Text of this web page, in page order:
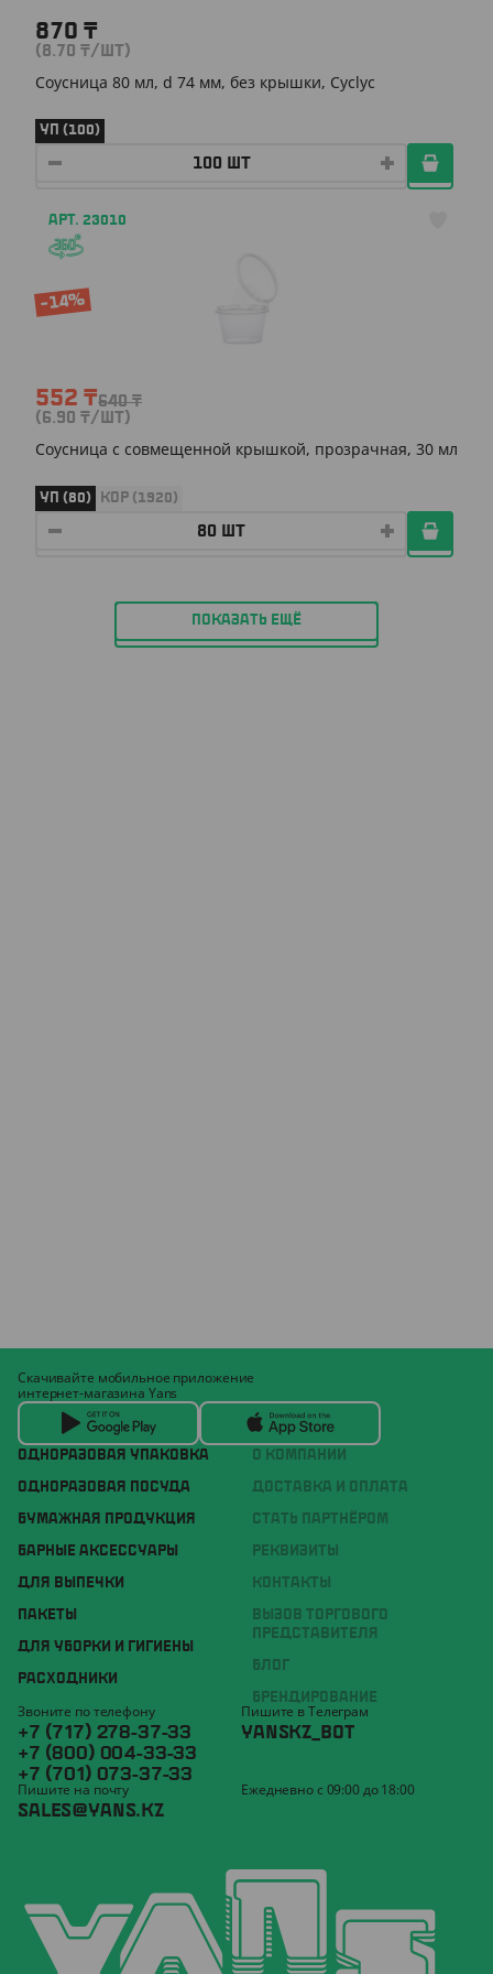
870 ₸
(8.70 ₸/ШТ)
Соусница 80 мл, d 74 мм, без крышки, Cyclyc
УП (100)
АРТ. 23010
-14%
552 ₸640₸
(6.90 ₸/ШТ)
Соусница с совмещенной крышкой, прозрачная, 30 мл
УП (80) КОР (1920)
ПОКАЗАТЬ ЕЩЁ
ОДНОРАЗОВАЯ УПАКОВКА
ОДНОРАЗОВАЯ ПОСУДА
БУМАЖНАЯ ПРОДУКЦИЯ
БАРНЫЕ АКСЕССУАРЫ
ДЛЯ ВЫПЕЧКИ
ПАКЕТЫ
ДЛЯ УБОРКИ И ГИГИЕНЫ
РАСХОДНИКИ
О КОМПАНИИ
ДОСТАВКА И ОПЛАТА
СТАТЬ ПАРТНЁРОМ
РЕКВИЗИТЫ
КОНТАКТЫ
ВЫЗОВ ТОРГОВОГО
ПРЕДСТАВИТЕЛЯ
БЛОГ
БРЕНДИРОВАНИЕ
Скачивайте мобильное приложение
интернет-магазина Yans
Звоните по телефону
+7 (717) 278-37-33
+7 (800) 004-33-33
+7 (701) 073-37-33
Пишите в Телеграм
YANSKZ_BOT
Пишите на почту
SALES@YANS.KZ
Ежедневно с 09:00 до 18:00